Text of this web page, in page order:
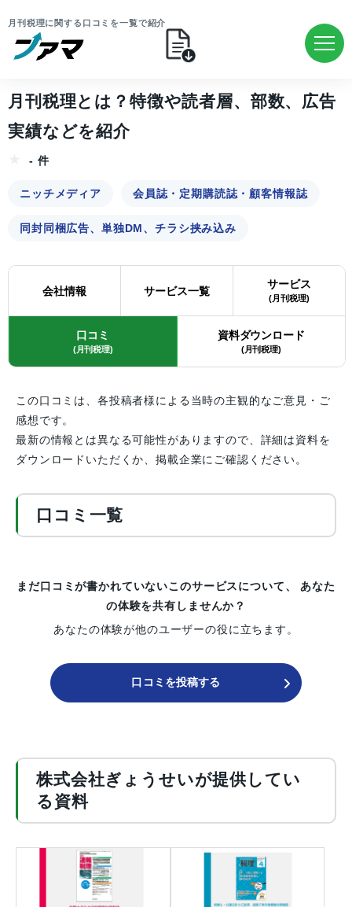
月刊税理に関する口コミを一覧で紹介
月刊税理とは？特徴や読者層、部数、広告
実績などを紹介
- 件
ニッチメディア 会員誌・定期購読誌・顧客情報誌
同封同梱広告、単独DM、チラシ挟み込み
会社情報 サービス一覧
サービス
(月刊税理)
口コミ
(月刊税理)
資料ダウンロード
(月刊税理)
この口コミは、各投稿者様による当時の主観的なご意見・ご
感想です。
最新の情報とは異なる可能性がありますので、詳細は資料を
ダウンロードいただくか、掲載企業にご確認ください。
口コミ一覧
まだ口コミが書かれていないこのサービスについて、 あなた
の体験を共有しませんか？
あなたの体験が他のユーザーの役に立ちます。
口コミを投稿する
株式会社ぎょうせいが提供してい
る資料